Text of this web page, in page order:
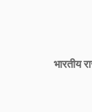
भारतीय